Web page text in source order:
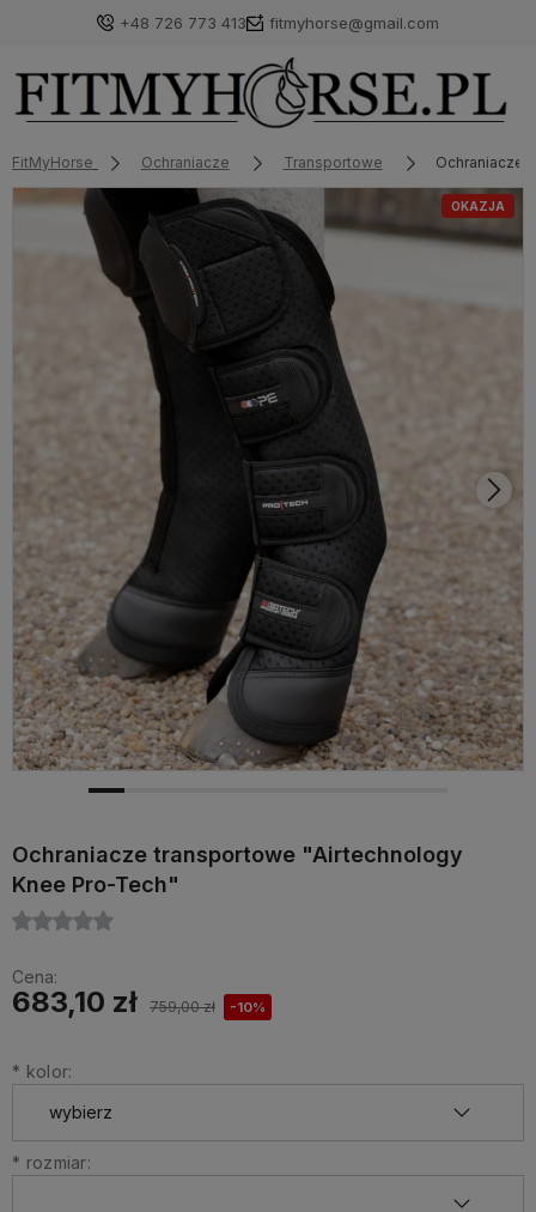
+48 726 773 413 fitmyhorse@gmail.com
FitMyHorse Ochraniacze Transportowe Ochraniacze
OKAZJA
Ochraniacze transportowe "Airtechnology
Knee Pro-Tech"
Cena:
683,10 zł 759,00 zł -10%
* kolor:
* rozmiar: